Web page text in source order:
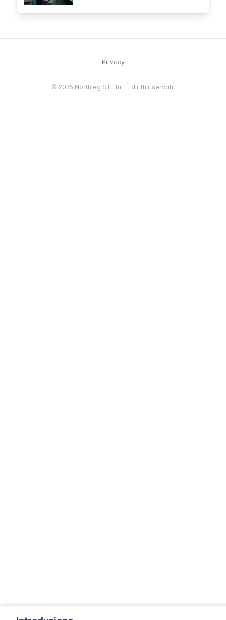
aiuterà nel capire cosa cerchi e
Privacy
© 2025 Northleg S.L. Tutti i diritti riservati.